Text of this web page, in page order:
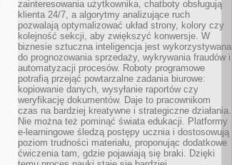
zainteresowania użytkownika, chatboty obsługują
klienta 24/7, a algorytmy analizujące ruch
pozwalają optymalizować układ strony, kolory czy
kolejność sekcji, aby zwiększyć konwersje. W
biznesie sztuczna inteligencja jest wykorzystywana
do prognozowania sprzedaży, wykrywania fraudów i
automatyzacji procesów. Roboty programowe
potrafią przejąć powtarzalne zadania biurowe:
kopiowanie danych, wysyłanie raportów czy
weryfikację dokumentów. Daje to pracownikom
czas na bardziej kreatywne i strategiczne działania.
Nie można też pominąć świata edukacji. Platformy
e-learningowe śledzą postępy ucznia i dostosowują
poziom trudności materiału, proponując dodatkowe
ćwiczenia tam, gdzie pojawiają się braki. Dzięki